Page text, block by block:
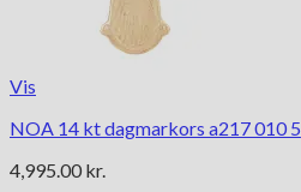
Vis
NOA 14 kt dagmarkors a217 010 5
4,995.00 kr.